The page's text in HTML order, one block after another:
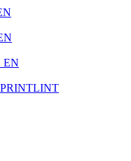
EN
PRINTLINT